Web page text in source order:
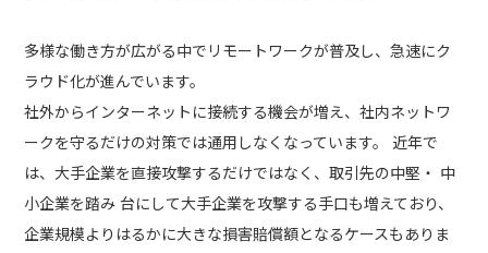
多様な働き⽅が広がる中でリモートワークが普及し、急速にク
ラウド化が進んでいます。
社外からインターネットに接続する機会が増え、社内ネットワ
ークを守るだけの対策では通⽤しなくなっています。 近年で
は、大手企業を直接攻撃するだけではなく、取引先の中堅・ 中
小企業を踏み 台にして⼤⼿企業を攻撃する⼿⼝も増えており、
企業規模よりはるかに大きな損害賠償額となるケースもありま